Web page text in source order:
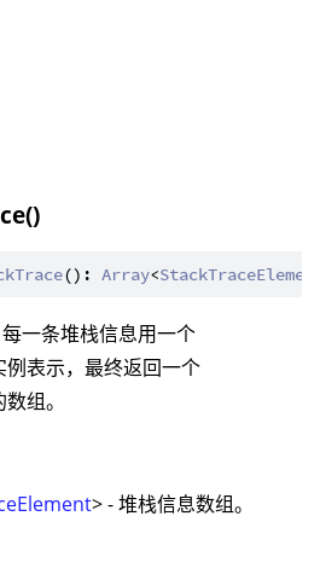
(): Array<StackTraceElement
一条堆栈信息用一个
例表示，最终返回一个
数组。
> - 堆栈信息数组。